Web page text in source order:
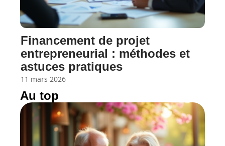
Financement de projet
entrepreneurial : méthodes et
astuces pratiques
11 mars 2026
Au top